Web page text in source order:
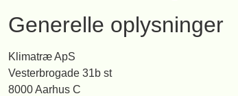
Generelle oplysninger
Klimatræ ApS
Vesterbrogade 31b st
8000 Aarhus C